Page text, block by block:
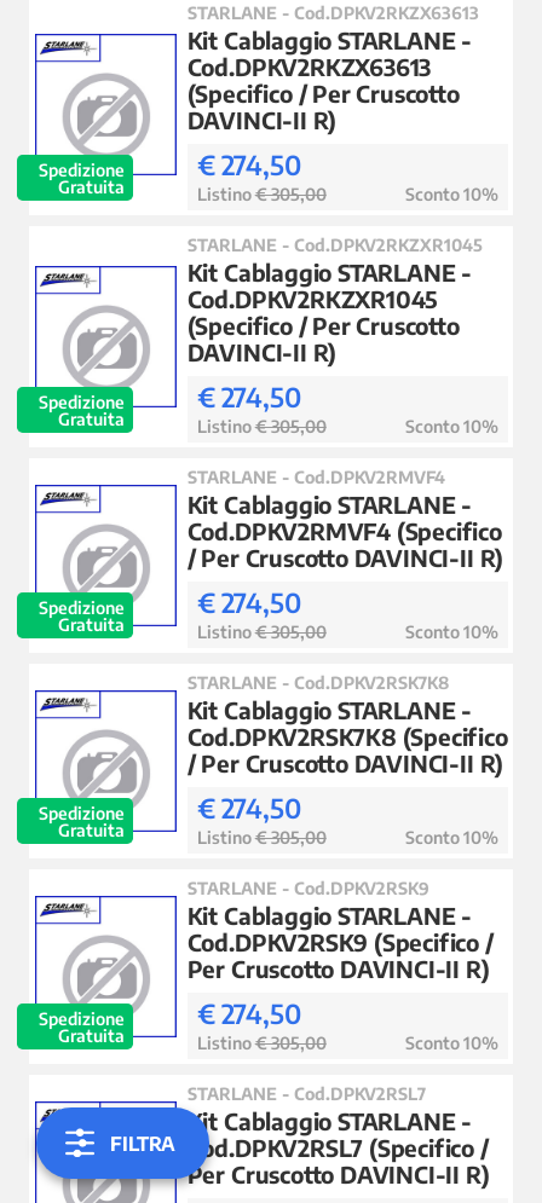
FILTRA
Spedizione
Gratuita
STARLANE - Cod.DPKV2RKZX63613
Kit Cablaggio STARLANE -
Cod.DPKV2RKZX63613
(Specifico / Per Cruscotto
DAVINCI-II R)
€ 274,50
Listino€ 305,00 Sconto 10%
Spedizione
Gratuita
STARLANE - Cod.DPKV2RKZXR1045
Kit Cablaggio STARLANE -
Cod.DPKV2RKZXR1045
(Specifico / Per Cruscotto
DAVINCI-II R)
€ 274,50
Listino€ 305,00 Sconto 10%
Spedizione
Gratuita
STARLANE - Cod.DPKV2RMVF4
Kit Cablaggio STARLANE -
Cod.DPKV2RMVF4 (Specifico
/ Per Cruscotto DAVINCI-II R)
€ 274,50
Listino€ 305,00 Sconto 10%
Spedizione
Gratuita
STARLANE - Cod.DPKV2RSK7K8
Kit Cablaggio STARLANE -
Cod.DPKV2RSK7K8 (Specifico
/ Per Cruscotto DAVINCI-II R)
€ 274,50
Listino€ 305,00 Sconto 10%
Spedizione
Gratuita
STARLANE - Cod.DPKV2RSK9
Kit Cablaggio STARLANE -
Cod.DPKV2RSK9 (Specifico /
Per Cruscotto DAVINCI-II R)
€ 274,50
Listino€ 305,00 Sconto 10%
STARLANE - Cod.DPKV2RSL7
Kit Cablaggio STARLANE -
Cod.DPKV2RSL7 (Specifico /
Per Cruscotto DAVINCI-II R)